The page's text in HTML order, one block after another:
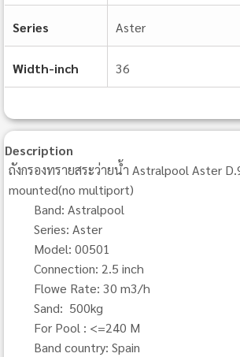
Series Aster
Width-inch 36
Description
ถังกรองทรายสระว่ายน้ำ Astralpool Aster
mounted(no multiport)
Band: Astralpool
Series: Aster
Model: 00501
Connection: 2.5 inch
Flowe Rate: 30 m3/h
Sand: 500kg
For Pool : <=240 M
Band country: Spain